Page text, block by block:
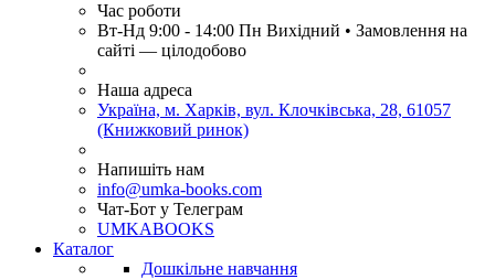
Час роботи
Вт-Нд 9:00 - 14:00 Пн Вихідний • Замовлення на
сайті — цілодобово
Наша адреса
Україна, м. Харків, вул. Клочківська, 28, 61057
(Книжковий ринок)
Напишіть нам
info@umka-books.com
Чат-Бот у Телеграм
UMKABOOKS
Каталог
Дошкільне навчання